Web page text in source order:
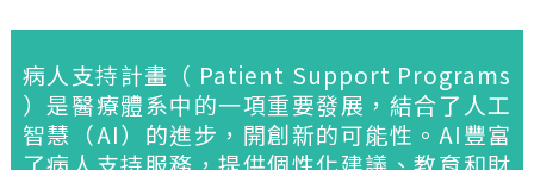
病人支持計畫（ Patient Support Programs
）是醫療體系中的一項重要發展，結合了人工
智慧（AI）的進步，開創新的可能性。AI豐富
了病人支持服務，提供個性化建議、教育和財